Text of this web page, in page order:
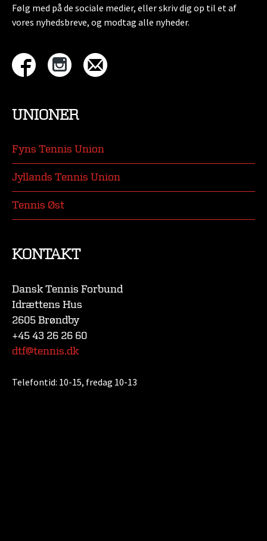
Følg med på de sociale medier, eller skriv dig op til et af
vores nyhedsbreve, og modtag alle nyheder.
UNIONER
Fyns Tennis Union
Jyllands Tennis Union
Tennis Øst
KONTAKT
Dansk Tennis Forbund
Idrættens Hus
2605 Brøndby
+45 43 26 26 60
dtf@tennis.dk
Telefontid: 10-15, fredag 10-13